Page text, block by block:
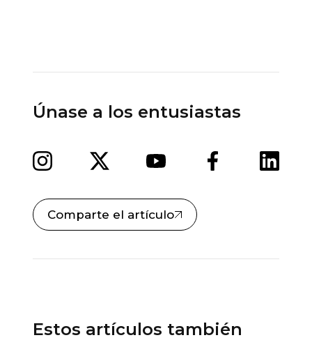
Únase a los entusiastas
Comparte el artículo
Estos artículos también